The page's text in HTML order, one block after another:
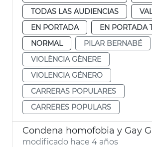
TODAS LAS AUDIENCIAS
EN PORTADA
EN PORTADA
NORMAL
PILAR BERNABÉ
VIOLÈNCIA GÈNERE
VIOLENCIA GÉNERO
CARRERAS POPULARES
CARRERES POPULARS
Condena homofobia y Gay
modificado hace 4 años